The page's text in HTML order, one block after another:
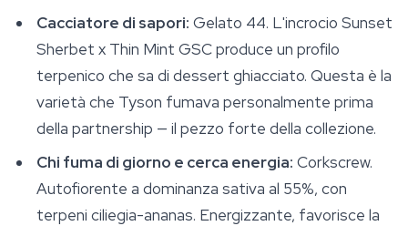
Cacciatore di sapori: Gelato 44. L'incrocio Sunset
Sherbet x Thin Mint GSC produce un profilo
terpenico che sa di dessert ghiacciato. Questa è la
varietà che Tyson fumava personalmente prima
della partnership — il pezzo forte della collezione.
Chi fuma di giorno e cerca energia: Corkscrew.
Autofiorente a dominanza sativa al 55%, con
terpeni ciliegia-ananas. Energizzante, favorisce la